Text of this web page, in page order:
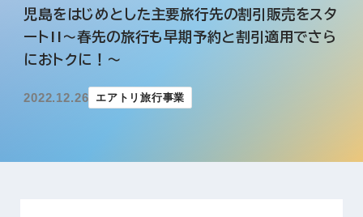
児島をはじめとした主要旅行先の割引販売をスタ
ート!!～春先の旅行も早期予約と割引適用でさら
におトクに！～
2022.12.26 エアトリ旅行事業